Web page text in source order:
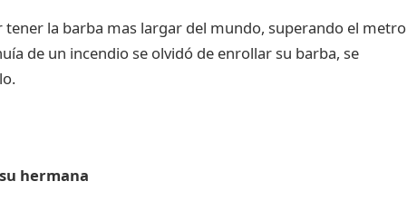
tener la barba mas largar del mundo, superando el metro
de un incendio se olvidó de enrollar su barba, se
hermana